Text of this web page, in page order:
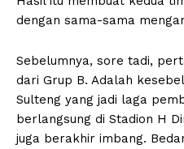
dengan sama-sama
Sebelumnya, sore tadi,
dari Grup B. Adalah
Sulteng yang jadi laga
berlangsung di Stadion H
juga berakhir imbang.